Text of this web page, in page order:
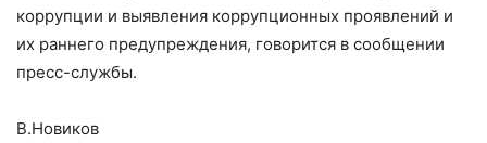
коррупции и выявления коррупционных проявлений и
их раннего предупреждения, говорится в сообщении
пресс-службы.
В.Новиков